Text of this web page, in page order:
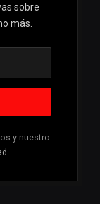
sobre
más.
y nuestro